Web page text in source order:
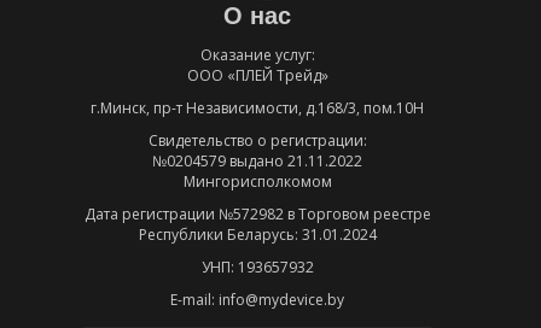
О нас
Оказание услуг:
ООО «ПЛЕЙ Трейд»
г.Минск, пр-т Независимости, д.168/3, пом.10Н
Свидетельство о регистрации:
№0204579 выдано 21.11.2022
Мингорисполкомом
Дата регистрации №572982 в Торговом реестре
Республики Беларусь: 31.01.2024
УНП: 193657932
E-mail: info@mydevice.by